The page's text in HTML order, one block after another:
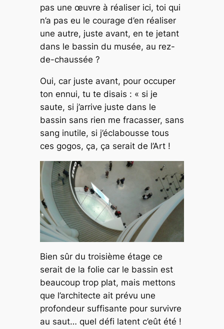
pas une œuvre à réaliser ici, toi qui
n’a pas eu le courage d’en réaliser
une autre, juste avant, en te jetant
dans le bassin du musée, au rez-
de-chaussée ?
Oui, car juste avant, pour occuper
ton ennui, tu te disais : « si je
saute, si j’arrive juste dans le
bassin sans rien me fracasser, sans
sang inutile, si j’éclabousse tous
ces gogos, ça, ça serait de l’Art !
Bien sûr du troisième étage ce
serait de la folie car le bassin est
beaucoup trop plat, mais mettons
que l’architecte ait prévu une
profondeur suffisante pour survivre
au saut… quel défi latent c’eût été !